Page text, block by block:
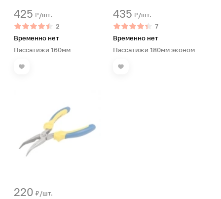
425 ₽/шт.
2
Временно нет
Пассатижи 160мм
435 ₽/шт.
7
Временно нет
Пассатижи 180мм эконом
220 ₽/шт.